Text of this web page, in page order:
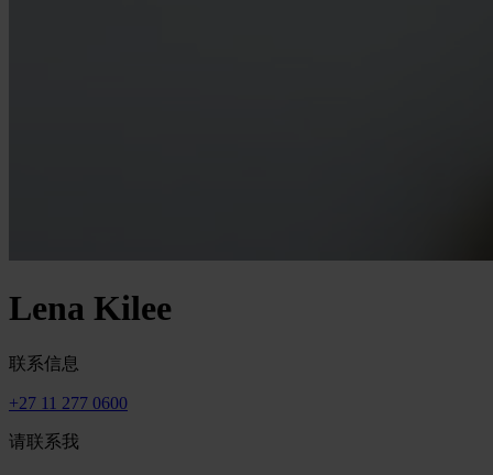
Lena Kilee
联系信息
+27 11 277 0600
请联系我